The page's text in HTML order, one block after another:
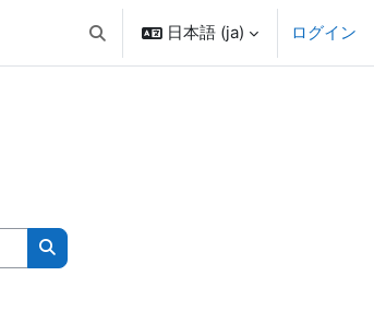
検索入力に切り替える
日本語 ‎(ja)‎ ログイン
コースを検索する